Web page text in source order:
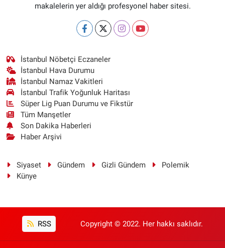
makalelerin yer aldığı profesyonel haber sitesi.
İstanbul Nöbetçi Eczaneler
İstanbul Hava Durumu
İstanbul Namaz Vakitleri
İstanbul Trafik Yoğunluk Haritası
Süper Lig Puan Durumu ve Fikstür
Tüm Manşetler
Son Dakika Haberleri
Haber Arşivi
Siyaset Gündem Gizli Gündem
Polemik
Künye
RSS Copyright © 2022. Her hakkı saklıdır.